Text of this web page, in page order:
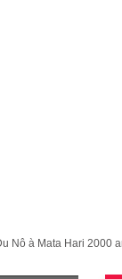
Nô à Mata Hari 2000